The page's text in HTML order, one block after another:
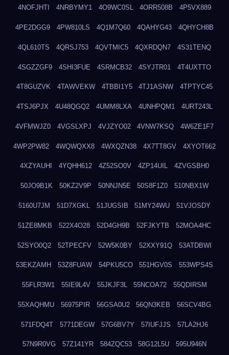
4NOFJHTI 4NRBYMY1 4O9WC0SL 4ORR508B 4P5VX889
4PE2DGG9 4PW810LS 4Q1M7Q60 4QAHYG43 4QHYCH8B
4QL610TS 4QRSJ753 4QVTMIC5 4QXRDQN7 4S31TENQ
4SGZZGF9 4SHI3FUE 4SRMCB32 4SYJTR01 4T4UXTTO
4T8GUZVK 4TAWVEKW 4TBBI1Y5 4TJ1ASNW 4TPTYC45
4TSJ6PJX 4U48QGQ2 4UMM8LXA 4UNHPQM1 4URT243L
4VFMWJZ0 4VGSLXPJ 4VJZYO02 4VNW7KSQ 4W6ZE1F7
4WP2PW82 4WQWQXX8 4WXQZN38 4X7TT8GV 4XYOT662
4XZYAUHI 4YQHH612 4Z52SO0V 4ZP14UIL 4ZVGSBH0
50JO9B1K 50KZ2V9P 50NNJN5E 50S8F1Z0 510NBX1W
5160U7JM 51D7XGKL 51JUGSIB 51MY24WU 51VJOSDY
51ZE8MKB 522X4O28 52D4GH9B 52FJKYTB 52MOA4HC
52SYO0Q2 52TPECFV 52W5K0BY 52XXY91Q 53ATDBWI
53EKZAMH 53Z8FUAW 54PKU5CO 551HGV0S 553WPS4S
55FLR3W1 55IE9L4V 55JKJF3L 55NCOA72 55QDIRSM
55XAQHMU 56975PIR 56GSA0U2 56QN3KEB 56SCV4BG
571FDQ4T 5771DEGW 57G6BV7Y 57IUFJJS 57LA2HJ6
57N9R0VG 57Z141YR 584ZQC53 58G12L5U 595U946N